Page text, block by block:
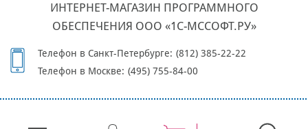
ИНТЕРНЕТ-МАГАЗИН ПРОГРАММНОГО
ОБЕСПЕЧЕНИЯ ООО «1С-МССОФТ.РУ»
Телефон в Санкт-Петербурге: (812) 385-22-22
Телефон в Москве: (495) 755-84-00